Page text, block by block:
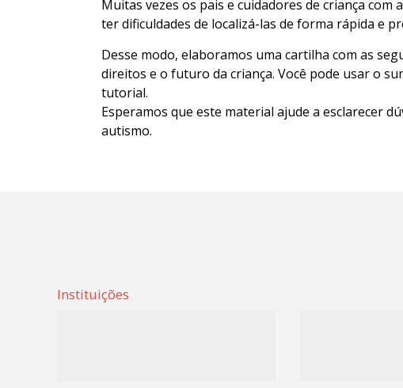
Muitas vezes os pais e cuidadores de criança
ter dificuldades de localizá-las de forma rápida e
Desse modo, elaboramos uma cartilha com as
direitos e o futuro da criança. Você pode usar o
tutorial.
Esperamos que este material ajude a esclarecer
autismo.
Instituições